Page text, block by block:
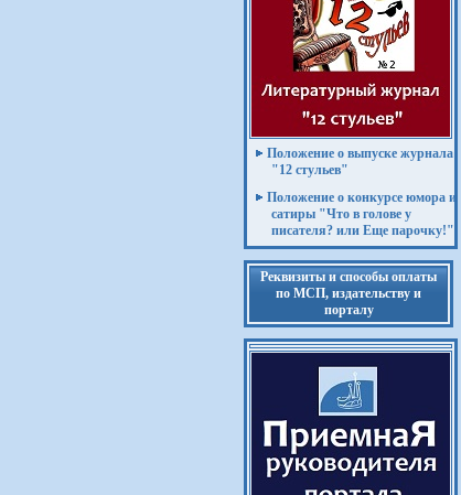
Положение о выпуске журнала
"12 стульев"
Положение о конкурсе юмора и
сатиры "Что в голове у
писателя? или Еще парочку!"
Реквизиты и способы оплаты
по МСП, издательству и
порталу